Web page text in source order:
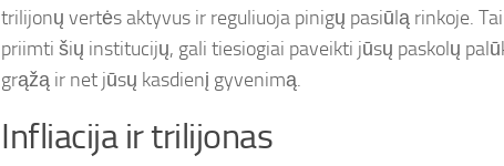
trilijonų vertės aktyvus ir reguliuoja pinigų pasiūlą rinkoje.
priimti šių institucijų, gali tiesiogiai paveikti jūsų paskolų
grąžą ir net jūsų kasdienį gyvenimą.
Infliacija ir trilijonas